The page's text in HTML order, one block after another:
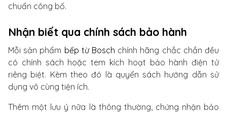
chuẩn công bố.
Nhận biết qua chính sách bảo hành
Mỗi sản phẩm bếp từ Bosch chính hãng chắc chắn đều
có chính sách hoặc tem kích hoạt bảo hành điện tử
riêng biệt. Kèm theo đó là quyển sách hướng dẫn sử
dụng vô cùng tiện ích.
Thêm một lưu ý nữa là thông thường, chứng nhận bảo